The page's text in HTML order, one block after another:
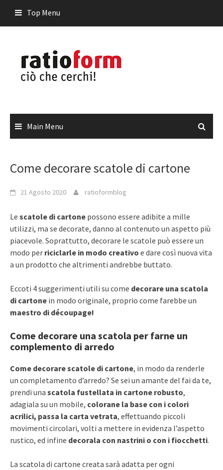
content
Top Menu
Main Menu
Come decorare scatole di cartone
21 Agosto 2020 ratioformblog
Le scatole di cartone possono essere adibite a mille
utilizzi, ma se decorate, danno al contenuto un aspetto più
piacevole. Soprattutto, decorare le scatole può essere un
modo per riciclarle in modo creativo e dare così nuova vita
a un prodotto che altrimenti andrebbe buttato.
Eccoti 4 suggerimenti utili su come decorare una scatola
di cartone in modo originale, proprio come farebbe un
maestro di découpage!
Come decorare una scatola per farne un
complemento di arredo
Come decorare scatole di cartone, in modo da renderle
un completamento d’arredo? Se sei un amante del fai da te,
prendi una scatola fustellata in cartone robusto,
adagiala su un mobile, colorane la base con i colori
acrilici, passa la carta vetrata, effettuando piccoli
movimenti circolari, volti a mettere in evidenza l’aspetto
rustico, ed infine decorala con nastrini o con i fiocchetti.
La scatola di cartone creata sarà adatta per ogni